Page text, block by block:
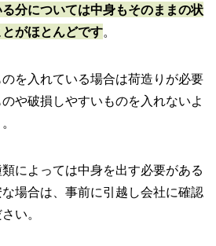
分については中身もそのままの状
がほとんどです。
を入れている場合は荷造りが必要
や破損しやすいものを入れないよ
によっては中身を出す必要がある
場合は、事前に引越し会社に確認
い。